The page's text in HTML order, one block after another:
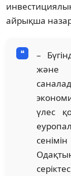
айрықша
–
және
үлес